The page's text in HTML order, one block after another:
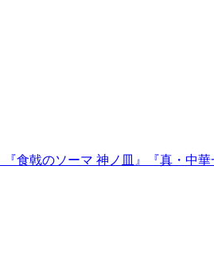
食戟のソーマ 神ノ皿』『真・中